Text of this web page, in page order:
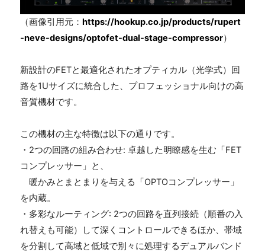
（画像引用元：https://hookup.co.jp/products/rupert
-neve-designs/optofet-dual-stage-compressor）
新設計のFETと最適化されたオプティカル（光学式）回
路を1Uサイズに統合した、プロフェッショナル向けの高
音質機材です。
この機材の主な特徴は以下の通りです。
・2つの回路の組み合わせ: 卓越した明瞭感を生む「FET
コンプレッサー」と、
暖かみとまとまりを与える「OPTOコンプレッサー」
を内蔵。
・多彩なルーティング: 2つの回路を直列接続（順番の入
れ替えも可能）して深くコントロールできるほか、帯域
を分割して高域と低域で別々に処理するデュアルバンド